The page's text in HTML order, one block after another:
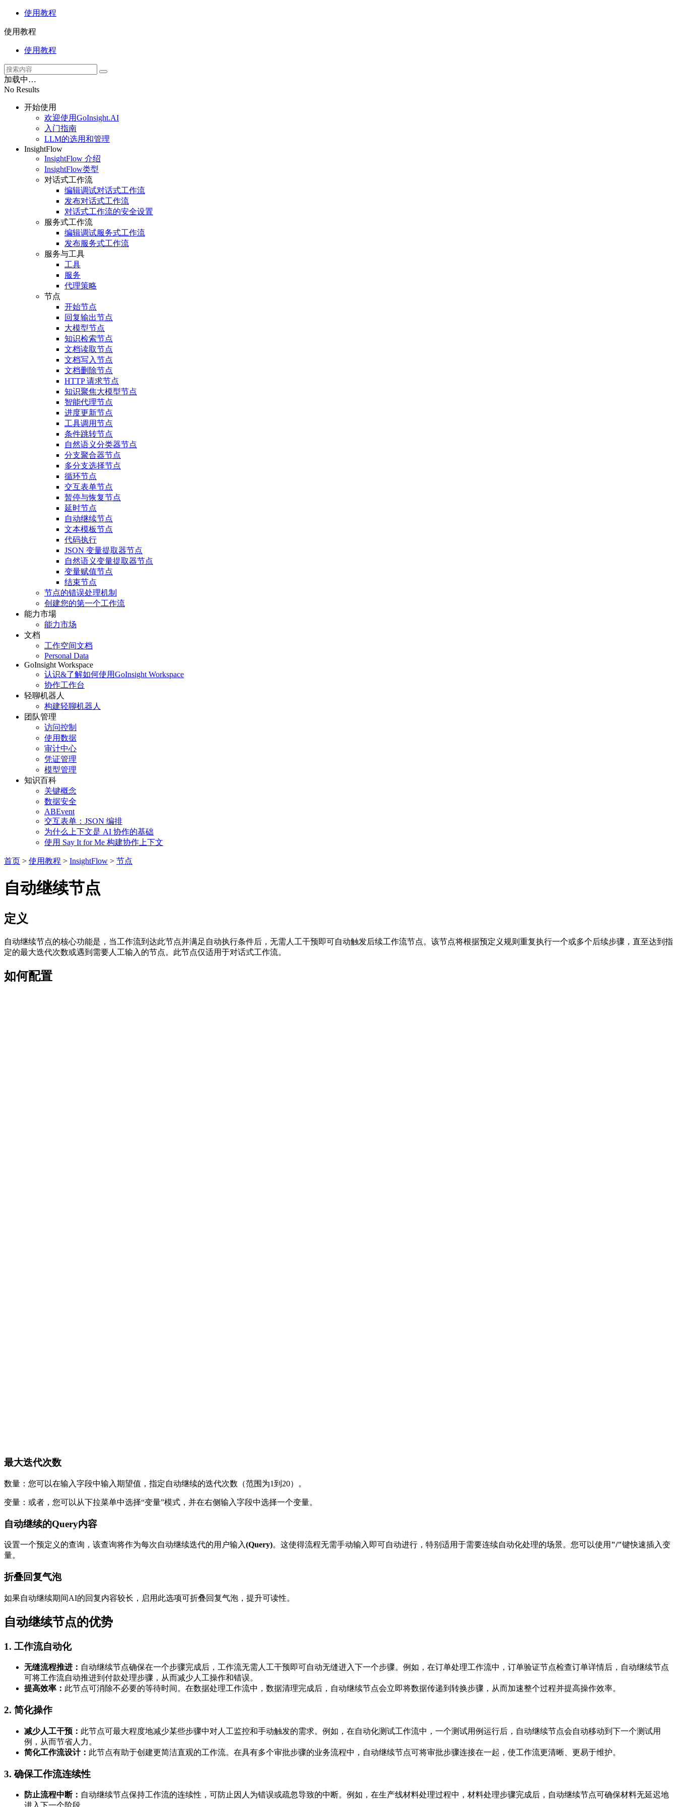
使用教程
使用教程
使用教程
加载中…
No Results
开始使用
欢迎使用GoInsight.AI
入门指南
LLM的选用和管理
InsightFlow
InsightFlow 介绍
InsightFlow类型
对话式工作流
编辑调试对话式工作流
发布对话式工作流
对话式工作流的安全设置
服务式工作流
编辑调试服务式工作流
发布服务式工作流
服务与工具
工具
服务
代理策略
节点
开始节点
回复输出节点
大模型节点
知识检索节点
文档读取节点
文档写入节点
文档删除节点
HTTP 请求节点
知识聚焦大模型节点
智能代理节点
进度更新节点
工具调用节点
条件跳转节点
自然语义分类器节点
分支聚合器节点
多分支选择节点
循环节点
交互表单节点
暂停与恢复节点
延时节点
自动继续节点
文本模板节点
代码执行
JSON 变量提取器节点
自然语义变量提取器节点
变量赋值节点
结束节点
节点的错误处理机制
创建您的第一个工作流
能力市場
能力市场
文档
工作空间文档
Personal Data
GoInsight Workspace
认识&了解如何使用GoInsight Workspace
协作工作台
轻聊机器人
构建轻聊机器人
团队管理
访问控制
使用数据
审计中心
凭证管理
模型管理
知识百科
关键概念
数据安全
ABEvent
交互表单：JSON 编排
为什么上下文是 AI 协作的基础
使用 Say It for Me 构建协作上下文
首页 > 使用教程 > InsightFlow > 节点
自动继续节点
定义
自动继续节点的核心功能是，当工作流到达此节点并满足自动执行条件后，无需人工干预即可自动触发后续工作流节点。该节点将根据预定义规则重复执行一个或多个后续步骤，直至达到指
定的最大迭代次数或遇到需要人工输入的节点。此节点仅适用于对话式工作流。
如何配置
最大迭代次数
数量：您可以在输入字段中输入期望值，指定自动继续的迭代次数（范围为1到20）。
变量：或者，您可以从下拉菜单中选择“变量”模式，并在右侧输入字段中选择一个变量。
自动继续的Query内容
设置一个预定义的查询，该查询将作为每次自动继续迭代的用户输入(Query)。这使得流程无需手动输入即可自动进行，特别适用于需要连续自动化处理的场景。您可以使用 "/"键快速插入变
量。
折叠回复气泡
如果自动继续期间AI的回复内容较长，启用此选项可折叠回复气泡，提升可读性。
自动继续节点的优势
1. 工作流自动化
无缝流程推进： 自动继续节点确保在一个步骤完成后，工作流无需人工干预即可自动无缝进入下一个步骤。例如，在订单处理工作流中，订单验证节点检查订单详情后，自动继续节点
可将工作流自动推进到付款处理步骤，从而减少人工操作和错误。
提高效率： 此节点可消除不必要的等待时间。在数据处理工作流中，数据清理完成后，自动继续节点会立即将数据传递到转换步骤，从而加速整个过程并提高操作效率。
2. 简化操作
减少人工干预： 此节点可最大程度地减少某些步骤中对人工监控和手动触发的需求。例如，在自动化测试工作流中，一个测试用例运行后，自动继续节点会自动移动到下一个测试用
例，从而节省人力。
简化工作流设计： 此节点有助于创建更简洁直观的工作流。在具有多个审批步骤的业务流程中，自动继续节点可将审批步骤连接在一起，使工作流更清晰、更易于维护。
3. 确保工作流连续性
防止流程中断： 自动继续节点保持工作流的连续性，可防止因人为错误或疏忽导致的中断。例如，在生产线材料处理过程中，材料处理步骤完成后，自动继续节点可确保材料无延迟地